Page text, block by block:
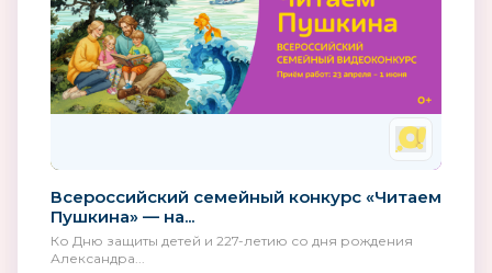
Всероссийский семейный конкурс «Читаем
Пушкина» — на...
Ко Дню защиты детей и 227-летию со дня рождения
Александра...